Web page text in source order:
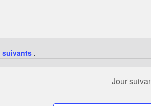
suivants .
Jour